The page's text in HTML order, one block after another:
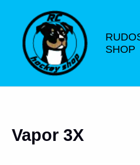
contenido
SHOP
Vapor 3X